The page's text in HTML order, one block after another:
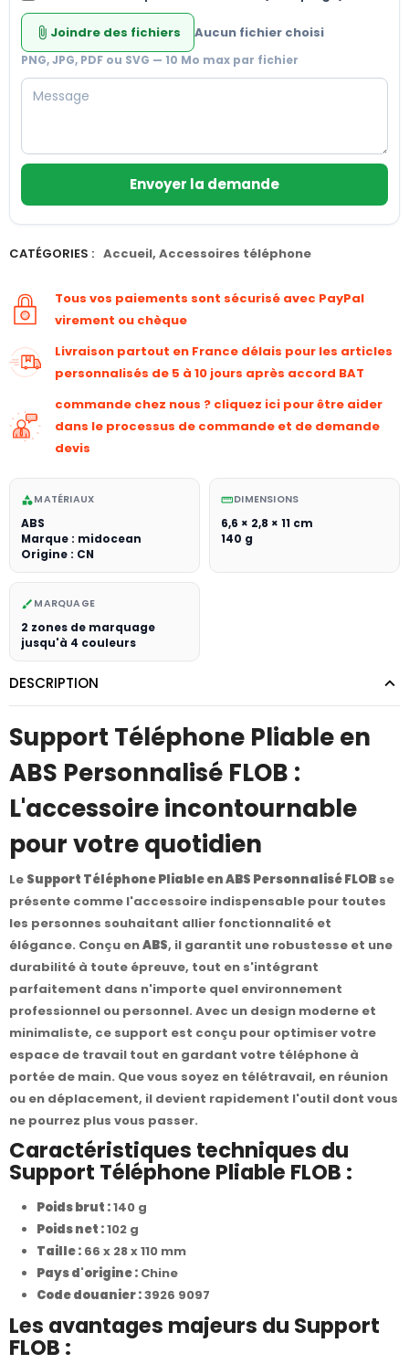
attach_file Joindre des fichiers Aucun fichier choisi
PNG, JPG, PDF ou SVG — 10 Mo max par fichier
Envoyer la demande
CATÉGORIES : Accueil, Accessoires téléphone
Tous vos paiements sont sécurisé avec PayPal
virement ou chèque
Livraison partout en France délais pour les articles
personnalisés de 5 à 10 jours après accord BAT
commande chez nous ? cliquez ici pour être aider
dans le processus de commande et de demande
devis
categoryMATÉRIAUX
ABS
Marque : midocean
Origine : CN
straightenDIMENSIONS
6,6 × 2,8 × 11 cm
140 g
brush MARQUAGE
2 zones de marquage
jusqu'à 4 couleurs
DESCRIPTION
Support Téléphone Pliable en
ABS Personnalisé FLOB :
L'accessoire incontournable
pour votre quotidien
Le Support Téléphone Pliable en ABS Personnalisé FLOB se
présente comme l'accessoire indispensable pour toutes
les personnes souhaitant allier fonctionnalité et
élégance. Conçu enABS, il garantit une robustesse et une
durabilité à toute épreuve, tout en s'intégrant
parfaitement dans n'importe quel environnement
professionnel ou personnel. Avec un design moderne et
minimaliste, ce support est conçu pour optimiser votre
espace de travail tout en gardant votre téléphone à
portée de main. Que vous soyez en télétravail, en réunion
ou en déplacement, il devient rapidement l'outil dont vous
ne pourrez plus vous passer.
Caractéristiques techniques du
Support Téléphone Pliable FLOB :
Poids brut :140 g
Poids net :102 g
Taille : 66 x 28 x 110 mm
Pays d'origine : Chine
Code douanier :3926 9097
Les avantages majeurs du Support
FLOB :